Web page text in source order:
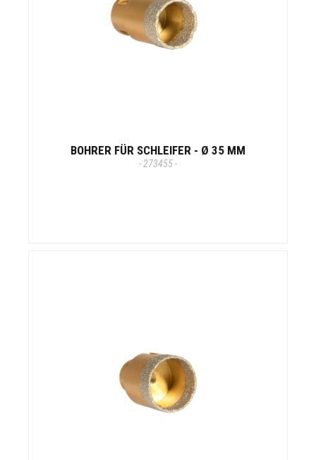
BOHRER FÜR SCHLEIFER - Ø 35 MM
- 273455 -